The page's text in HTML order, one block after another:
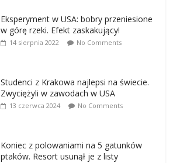
Eksperyment w USA: bobry przeniesione
w górę rzeki. Efekt zaskakujący!
14 sierpnia 2022 No Comments
Studenci z Krakowa najlepsi na świecie.
Zwyciężyli w zawodach w USA
13 czerwca 2024 No Comments
Koniec z polowaniami na 5 gatunków
ptaków. Resort usunął je z listy